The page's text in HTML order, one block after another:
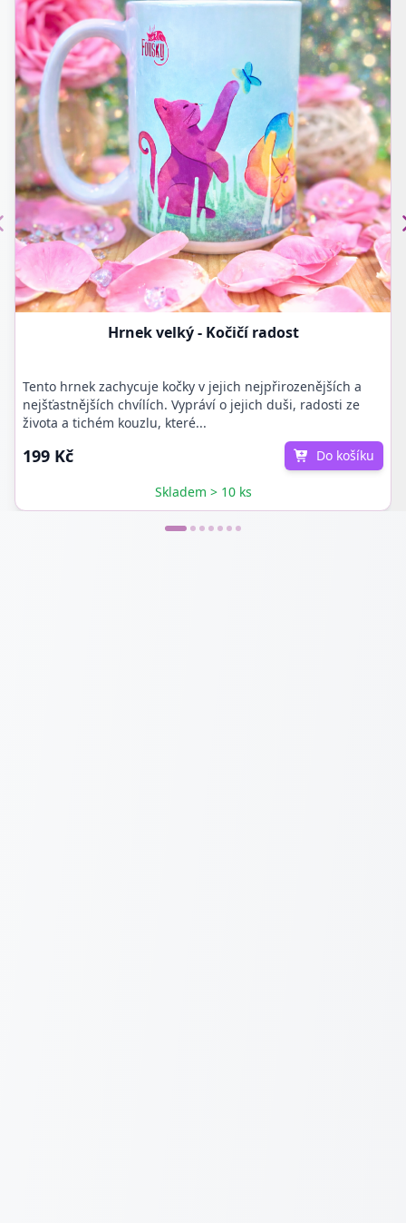
Hrnek velký - Kočičí radost
Tento hrnek zachycuje kočky v jejich nejpřirozenějších a
nejšťastnějších chvílích. Vypráví o jejich duši, radosti ze
života a tichém kouzlu, které...
199 Kč Do košíku
Skladem > 10 ks